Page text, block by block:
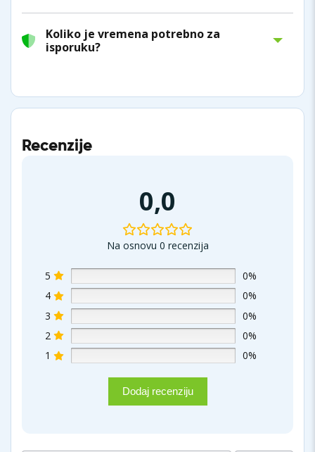
Koliko je vremena potrebno za
isporuku?
Recenzije
0,0
Na osnovu 0 recenzija
5
0%
4
0%
3
0%
2
0%
1
0%
Dodaj recenziju